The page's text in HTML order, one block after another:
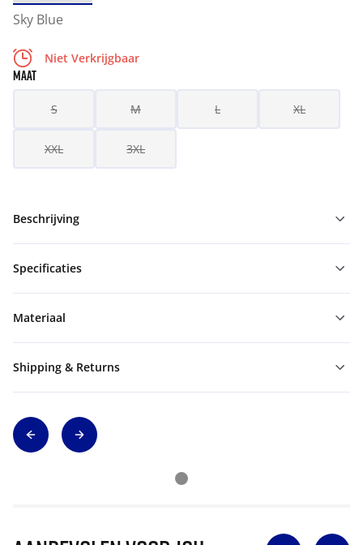
Sky Blue
Niet Verkrijgbaar
MAAT
S M L XL
XXL 3XL
Beschrijving
Specificaties
Materiaal
Shipping & Returns